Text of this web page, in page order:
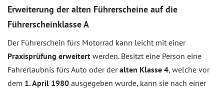
Erweiterung der alten Führerscheine auf die
Führerscheinklasse A
Der Führerschein fürs Motorrad kann leicht mit einer
Praxisprüfung erweitert werden. Besitzt eine Person eine
Fahrerlaubnis fürs Auto oder deralten Klasse 4, welche vor
dem 1. April 1980 ausgegeben wurde, kann sie nach einer